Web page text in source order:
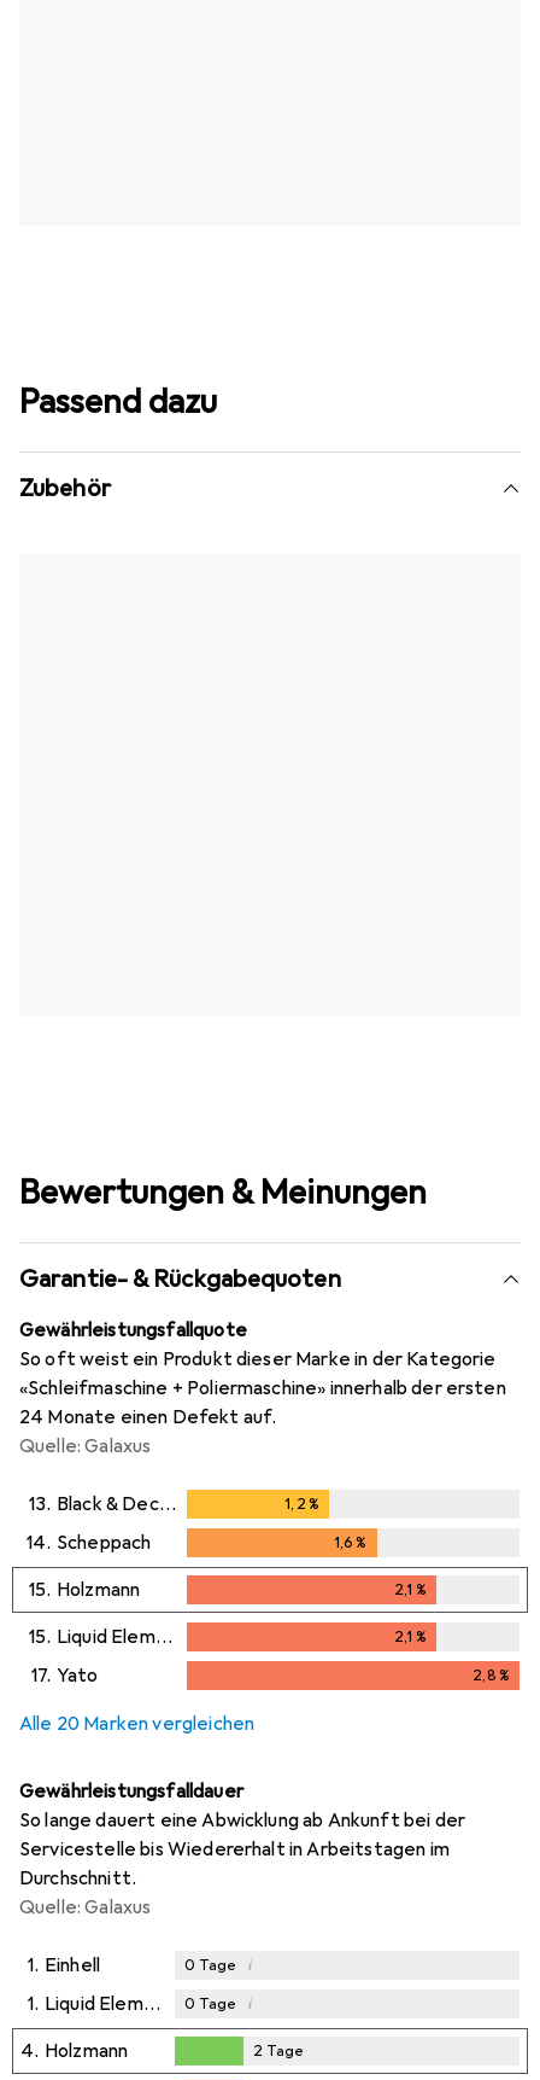
Passend dazu
Zubehör
Bewertungen & Meinungen
Garantie- & Rückgabequoten
Gewährleistungsfallquote
So oft weist ein Produkt dieser Marke in der Kategorie
«Schleifmaschine + Poliermaschine» innerhalb der ersten
24 Monate einen Defekt auf.
Quelle: Galaxus
13. Black & Decker 1,2%
14. Scheppach 1,6%
15. Holzmann 2,1 %
15. Liquid Elements 2,1 %
17. Yato 2,8%
Alle 20 Marken vergleichen
Gewährleistungsfalldauer
So lange dauert eine Abwicklung ab Ankunft bei der
Servicestelle bis Wiedererhalt in Arbeitstagen im
Durchschnitt.
Quelle: Galaxus
1. Einhell 0 Tage i
1. Liquid Elements 0 Tage i
4. Holzmann 2 Tage